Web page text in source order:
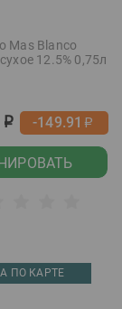
Mas Blanco
12.5% 0,75л
р -149.91 р
ПО КАРТЕ